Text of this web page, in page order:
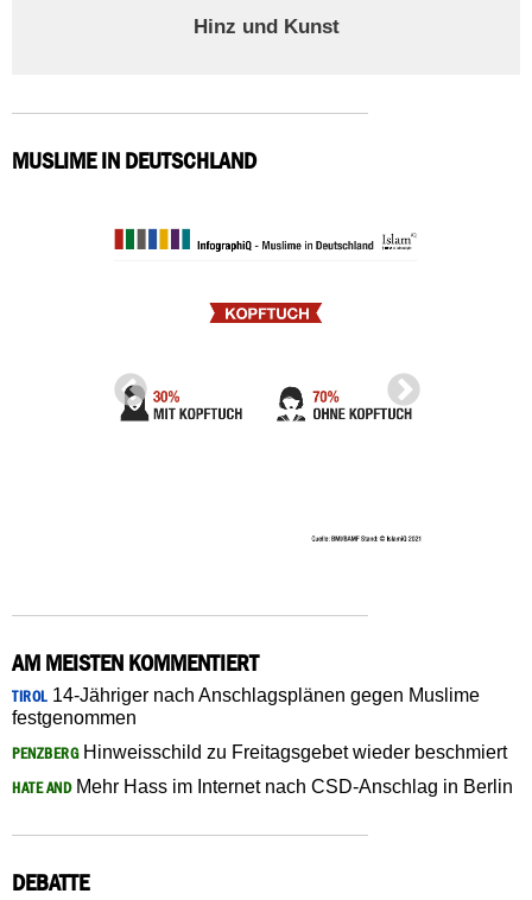
Hinz und Kunst
MUSLIME IN DEUTSCHLAND
AM MEISTEN KOMMENTIERT
TIROL14-Jähriger nach Anschlagsplänen gegen Muslime
festgenommen
PENZBERGHinweisschild zu Freitagsgebet wieder beschmiert
HATE ANDMehr Hass im Internet nach CSD-Anschlag in Berlin
DEBATTE